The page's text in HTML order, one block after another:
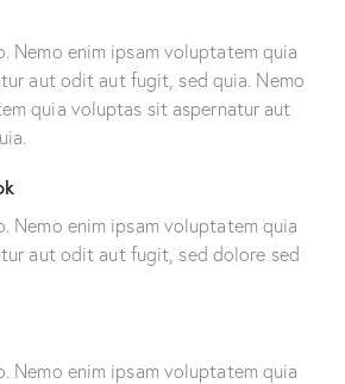
Nemo enim ipsam voluptatem quia
aut odit aut fugit, sed quia. Nemo
quia voluptas sit aspernatur aut
Nemo enim ipsam voluptatem quia
aut odit aut fugit, sed dolore sed
Nemo enim ipsam voluptatem quia